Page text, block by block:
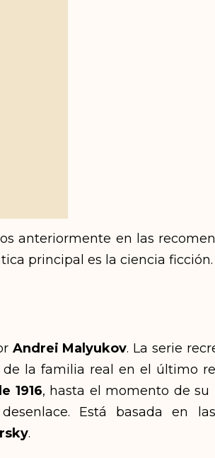
anteriormente en las
principal es la ciencia ficción.
Andrei Malyukov. La serie
la familia real en el último
1916, hasta el momento de su
Está basada en
.